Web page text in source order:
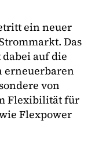
ein neuer
Das
auf die
erneuerbaren
von
Flexibilität für
Flexpower